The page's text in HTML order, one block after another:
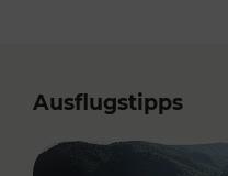
Ausflugstipps